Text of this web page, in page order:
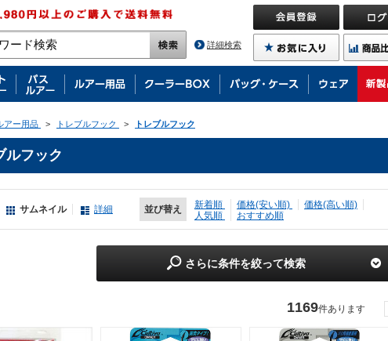
詳細検索
アー用品 > トレブルフック > トレブルフック
ルフック
サムネイル 詳細 並び替え 新着順 価格(安い順)
価格(高い順)
人気順
おすすめ順
さらに条件を絞って検索
1169件あります